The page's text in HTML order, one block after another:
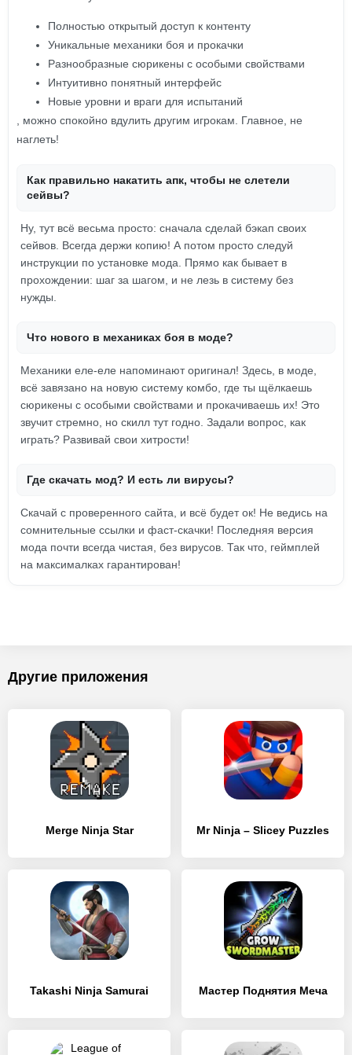
Полностью открытый доступ к контенту
Уникальные механики боя и прокачки
Разнообразные сюрикены с особыми свойствами
Интуитивно понятный интерфейс
Новые уровни и враги для испытаний
, можно спокойно вдулить другим игрокам. Главное, не
наглеть!
Как правильно накатить апк, чтобы не слетели
сейвы?
Ну, тут всё весьма просто: сначала сделай бэкап своих
сейвов. Всегда держи копию! А потом просто следуй
инструкции по установке мода. Прямо как бывает в
прохождении: шаг за шагом, и не лезь в систему без
нужды.
Что нового в механиках боя в моде?
Механики еле-еле напоминают оригинал! Здесь, в моде,
всё завязано на новую систему комбо, где ты щёлкаешь
сюрикены с особыми свойствами и прокачиваешь их! Это
звучит стремно, но скилл тут годно. Задали вопрос, как
играть? Развивай свои хитрости!
Где скачать мод? И есть ли вирусы?
Скачай с проверенного сайта, и всё будет ок! Не ведись на
сомнительные ссылки и фаст-скачки! Последняя версия
мода почти всегда чистая, без вирусов. Так что, геймплей
на максималках гарантирован!
Другие приложения
Merge Ninja Star Mr Ninja – Slicey Puzzles
Takashi Ninja Samurai Мастер Поднятия Меча